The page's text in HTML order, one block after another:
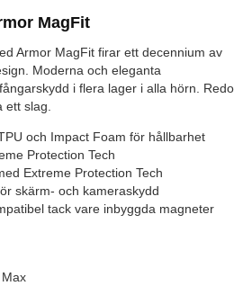
MagFit
Armor MagFit firar ett decennium av
Moderna och eleganta
i flera lager i alla hörn. Redo
slag.
och Impact Foam för hållbarhet
Protection Tech
Extreme Protection Tech
skärm- och kameraskydd
tack vare inbyggda magneter